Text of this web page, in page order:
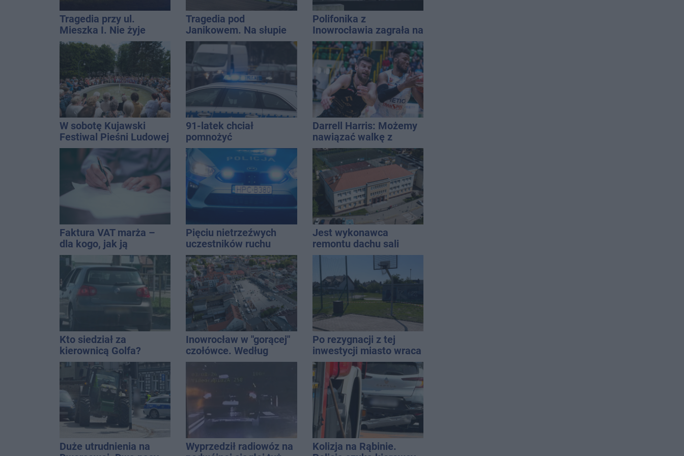
Tragedia przy ul.
Mieszka I. Nie żyje
osoba, która wypadła z
czwartego piętra
Tragedia pod
Janikowem. Na słupie
energetycznym
znaleziono ciało
mężczyzny
Polifonika z
Inowrocławia zagrała na
Harendzie. Muzyczny
hołd dla Jana
Kasprowicza
W sobotę Kujawski
Festiwal Pieśni Ludowej
91-latek chciał
pomnożyć
oszczędności. Stracił
ponad 10 tys. zł
Darrell Harris: Możemy
nawiązać walkę z
każdym w tej lidze
Faktura VAT marża –
dla kogo, jak ją
wystawić i jak rozliczyć
Pięciu nietrzeźwych
uczestników ruchu
wpadło w ręce policji.
Rekordzista miał 2,6
promila
Jest wykonawca
remontu dachu sali
gimastycznej
Kto siedział za
kierownicą Golfa?
Kierowca zbiegł po
Inowrocław w "gorącej"
czołówce. Według
analizy Onetu nasze
miasto jest jednym z
najbardziej narażonych
na upały
Po rezygnacji z tej
inwestycji miasto wraca
do tematu
Duże utrudnienia na
Wyprzedził radiowóz na
Kolizja na Rąbinie.